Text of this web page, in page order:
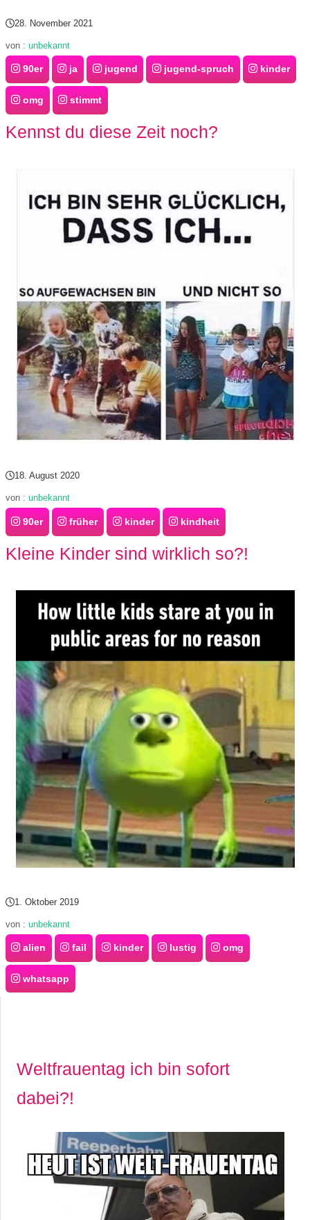
28. November 2021
von : unbekannt
90er ja jugend jugend-spruch kinder
omg stimmt
Kennst du diese Zeit noch?
18. August 2020
von : unbekannt
90er früher kinder kindheit
Kleine Kinder sind wirklich so?!
1. Oktober 2019
von : unbekannt
alien fail kinder lustig omg
whatsapp
Weltfrauentag ich bin sofort
dabei?!